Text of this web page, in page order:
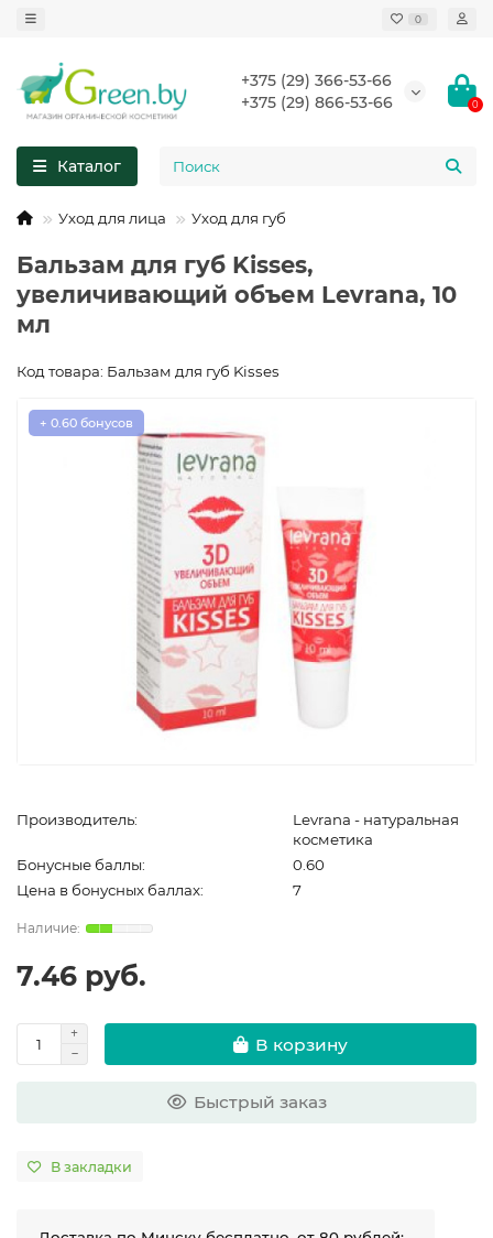
0
+375 (29) 366-53-66
+375 (29) 866-53-66
0
Каталог
Уход для лица Уход для губ
Бальзам для губ Kisses,
увеличивающий объем Levrana, 10
мл
Код товара: Бальзам для губ Kisses
+ 0.60 бонусов
Производитель:
Levrana - натуральная
косметика
Бонусные баллы:
0.60
Цена в бонусных баллах:
7
7.46 руб.
В корзину
Быстрый заказ
В закладки